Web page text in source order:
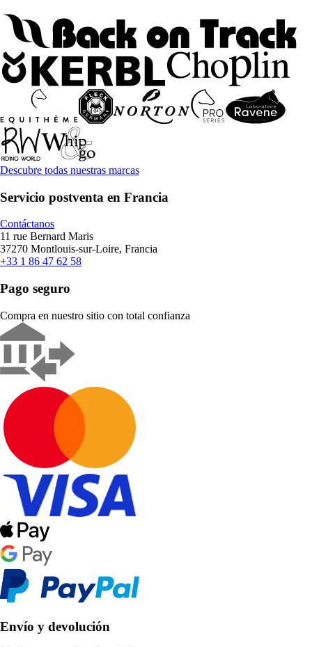
Descubre todas nuestras marcas
Servicio postventa en Francia
Contáctanos
11 rue Bernard Maris
37270 Montlouis-sur-Loire, Francia
+33 1 86 47 62 58
Pago seguro
Compra en nuestro sitio con total confianza
Envío y devolución